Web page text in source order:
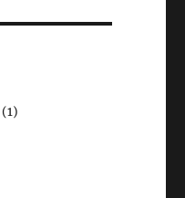
(1)